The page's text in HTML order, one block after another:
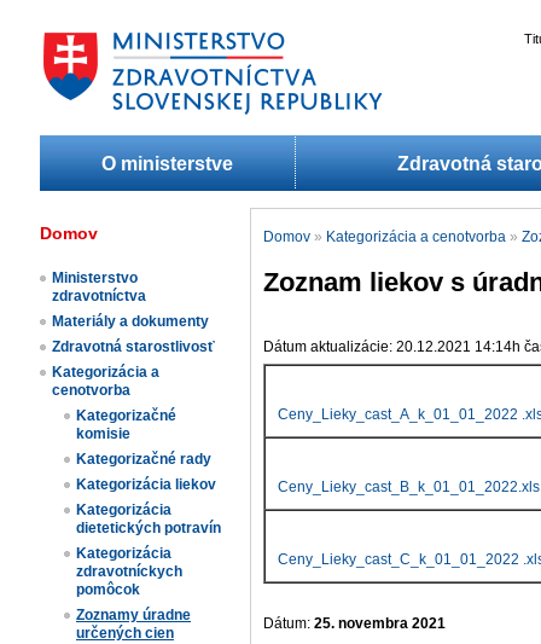
O ministerstve Zdravotná
Domov
Ministerstvo
zdravotníctva
Materiály a dokumenty
Zdravotná starostlivosť
Kategorizácia a
cenotvorba
Kategorizačné
komisie
Kategorizačné rady
Kategorizácia liekov​
Kategorizácia
dietetických potravín​
Kategorizácia
zdravotníckych
pomôcok
Zoznamy úradne
určených cien​
Domov » Kategorizácia a cenotvorba »
Zoznam liekov s
Dátum aktualizácie: 20.12.2021 14:14h
Ceny_Lieky_cast_A_k_01_01_2022
Ceny_Lieky_cast_B_k_01_01_2022.xls
Ceny_Lieky_cast_C_k_01_01_2022
Dátum: 25. novembra 2021